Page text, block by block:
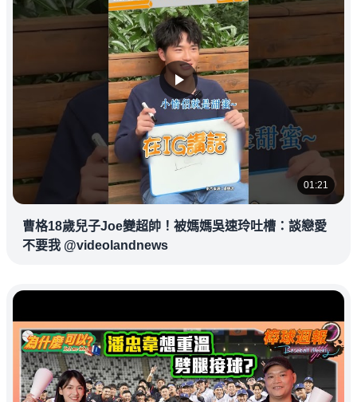
01:21
曹格18歲兒子Joe變超帥！被媽媽吳速玲吐槽：談戀愛
不要我 @videolandnews